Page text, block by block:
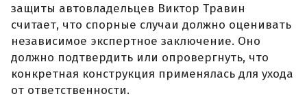
защиты автовладельцев Виктор Травин
считает, что спорные случаи должно оценивать
независимое экспертное заключение. Оно
должно подтвердить или опровергнуть, что
конкретная конструкция применялась для ухода
от ответственности.